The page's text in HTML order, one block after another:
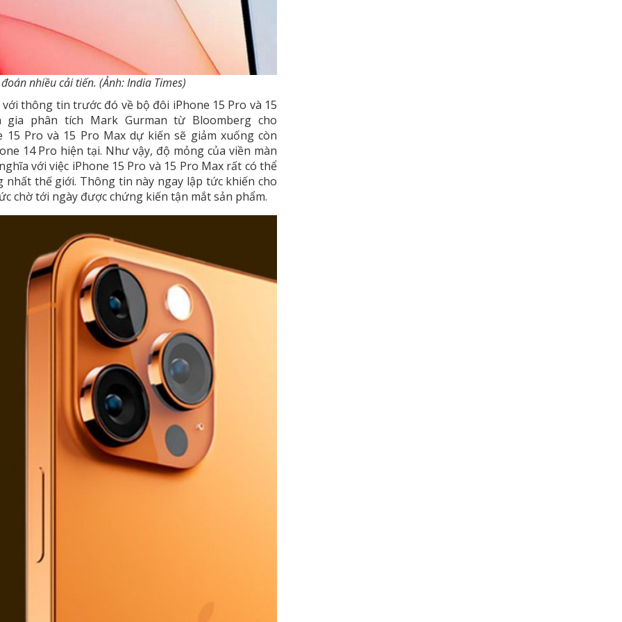
nhiều cải tiến. (Ảnh: India Times)
thông tin trước đó về bộ đôi iPhone 15 Pro và 15
phân tích Mark Gurman từ Bloomberg cho
Pro và 15 Pro Max dự kiến sẽ giảm xuống còn
14 Pro hiện tại. Như vậy, độ mỏng của viền màn
với việc iPhone 15 Pro và 15 Pro Max rất có thể
thế giới. Thông tin này ngay lập tức khiến cho
chờ tới ngày được chứng kiến tận mắt sản phẩm.